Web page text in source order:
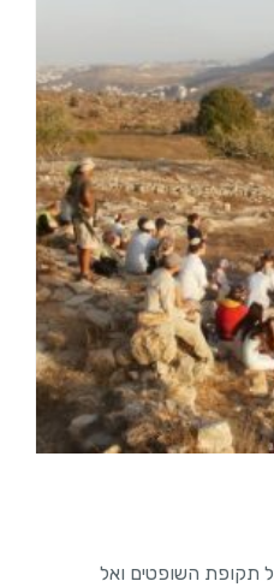
תקופת השופטים ואל